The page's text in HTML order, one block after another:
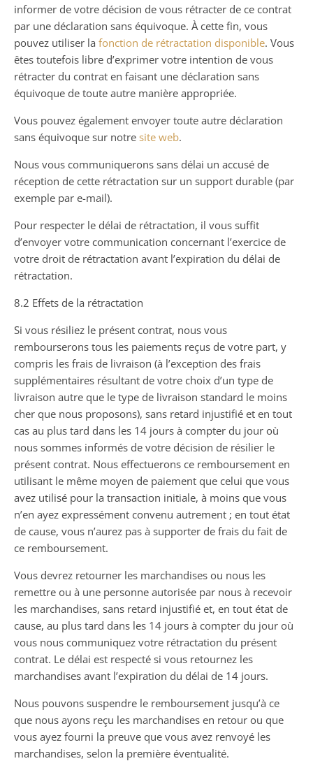
informer de votre décision de vous rétracter de ce contrat
par une déclaration sans équivoque. À cette fin, vous
pouvez utiliser la fonction de rétractation disponible. Vous
êtes toutefois libre d’exprimer votre intention de vous
rétracter du contrat en faisant une déclaration sans
équivoque de toute autre manière appropriée.
Vous pouvez également envoyer toute autre déclaration
sans équivoque sur notre site web.
Nous vous communiquerons sans délai un accusé de
réception de cette rétractation sur un support durable (par
exemple par e-mail).
Pour respecter le délai de rétractation, il vous suffit
d’envoyer votre communication concernant l’exercice de
votre droit de rétractation avant l’expiration du délai de
rétractation.
8.2 Effets de la rétractation
Si vous résiliez le présent contrat, nous vous
rembourserons tous les paiements reçus de votre part, y
compris les frais de livraison (à l’exception des frais
supplémentaires résultant de votre choix d’un type de
livraison autre que le type de livraison standard le moins
cher que nous proposons), sans retard injustifié et en tout
cas au plus tard dans les 14 jours à compter du jour où
nous sommes informés de votre décision de résilier le
présent contrat. Nous effectuerons ce remboursement en
utilisant le même moyen de paiement que celui que vous
avez utilisé pour la transaction initiale, à moins que vous
n’en ayez expressément convenu autrement ; en tout état
de cause, vous n’aurez pas à supporter de frais du fait de
ce remboursement.
Vous devrez retourner les marchandises ou nous les
remettre ou à une personne autorisée par nous à recevoir
les marchandises, sans retard injustifié et, en tout état de
cause, au plus tard dans les 14 jours à compter du jour où
vous nous communiquez votre rétractation du présent
contrat. Le délai est respecté si vous retournez les
marchandises avant l’expiration du délai de 14 jours.
Nous pouvons suspendre le remboursement jusqu’à ce
que nous ayons reçu les marchandises en retour ou que
vous ayez fourni la preuve que vous avez renvoyé les
marchandises, selon la première éventualité.